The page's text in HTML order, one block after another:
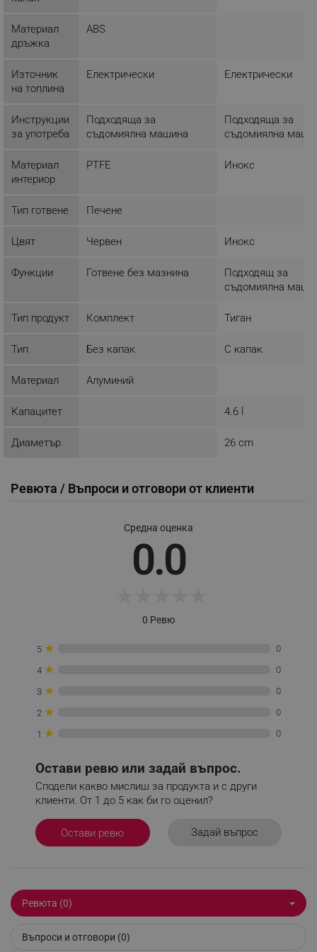
Материал
дръжка
ABS
Източник
на топлина
Електрически Електрически
Инструкции
за употреба
Подходяща за
съдомиялна машина
Подходяща за
съдомиялна
Материал
интериор
PTFE Инокс
Тип готвене Печене
Цвят Червен Инокс
Функции Готвене без мазнина
Подходящ за
съдомиялна
Тип продукт Комплект Тиган
Тип Без капак С капак
Материал Алуминий
Капацитет 4.6 l
Диаметър 26 cm
Ревюта / Въпроси и отговори от клиенти
Средна оценка
0.0
0 Ревю
5 ★ 0
4 ★ 0
3 ★ 0
2 ★ 0
1 ★ 0
Остави ревю или задай въпрос.
Сподели какво мислиш за продукта и с други
клиенти. От 1 до 5 как би го оценил?
Остави ревю Задай въпрос
Ревюта (0)
Въпроси и отговори (0)
Строго необходимите бисквитки позволяват
правилно без строго необходими бисквитки.
click_code_ps
.alleop.bg
_nzm_idnl_92166-7699
.alleop.bg
_nzm_id_92166-7699
_sgf_push_permission_asked .alleop.bg
_sgf_tracking .alleop.bg
.alleop.bg
.alleop.bg
_sgf_clicked_banners
Google Privacy Policy